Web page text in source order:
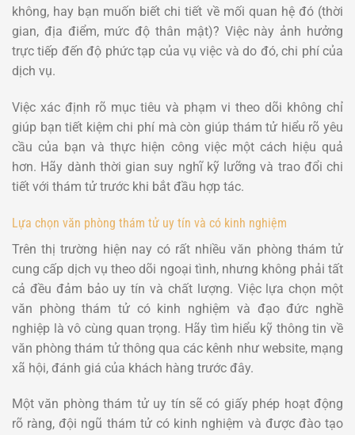
không, hay bạn muốn biết chi tiết về mối quan hệ đó (thời
gian, địa điểm, mức độ thân mật)? Việc này ảnh hưởng
trực tiếp đến độ phức tạp của vụ việc và do đó, chi phí của
dịch vụ.
Việc xác định rõ mục tiêu và phạm vi theo dõi không chỉ
giúp bạn tiết kiệm chi phí mà còn giúp thám tử hiểu rõ yêu
cầu của bạn và thực hiện công việc một cách hiệu quả
hơn. Hãy dành thời gian suy nghĩ kỹ lưỡng và trao đổi chi
tiết với thám tử trước khi bắt đầu hợp tác.
Lựa chọn văn phòng thám tử uy tín và có kinh nghiệm
Trên thị trường hiện nay có rất nhiều văn phòng thám tử
cung cấp dịch vụ theo dõi ngoại tình, nhưng không phải tất
cả đều đảm bảo uy tín và chất lượng. Việc lựa chọn một
văn phòng thám tử có kinh nghiệm và đạo đức nghề
nghiệp là vô cùng quan trọng. Hãy tìm hiểu kỹ thông tin về
văn phòng thám tử thông qua các kênh như website, mạng
xã hội, đánh giá của khách hàng trước đây.
Một văn phòng thám tử uy tín sẽ có giấy phép hoạt động
rõ ràng, đội ngũ thám tử có kinh nghiệm và được đào tạo